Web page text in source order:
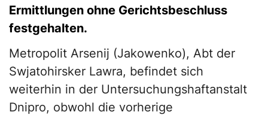
Ermittlungen ohne Gerichtsbeschluss
festgehalten.
Metropolit Arsenij (Jakowenko), Abt der
Swjatohirsker Lawra, befindet sich
weiterhin in der Untersuchungshaftanstalt
Dnipro, obwohl die vorherige